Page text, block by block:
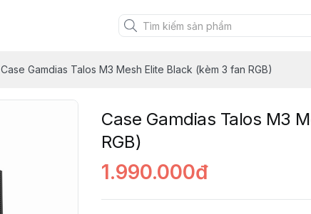
Case Gamdias Talos M3 Mesh Elite Black (kèm 3 fan RGB)
Case Gamdias Talos M3
RGB)
1.990.000đ